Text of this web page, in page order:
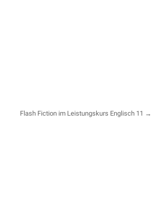
Flash Fiction im Leistungskurs Englisch 11 →